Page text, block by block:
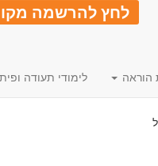
לחץ להרשמה
הוראה לימודי תעודה